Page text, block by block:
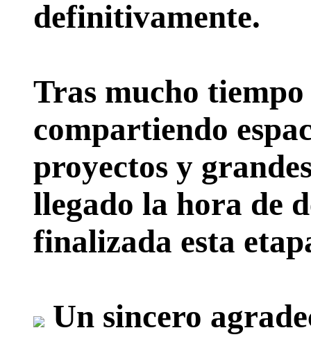
definitivamente.
Tras mucho
compartiendo
proyectos y
llegado la hora de
finalizada esta
Un sincero